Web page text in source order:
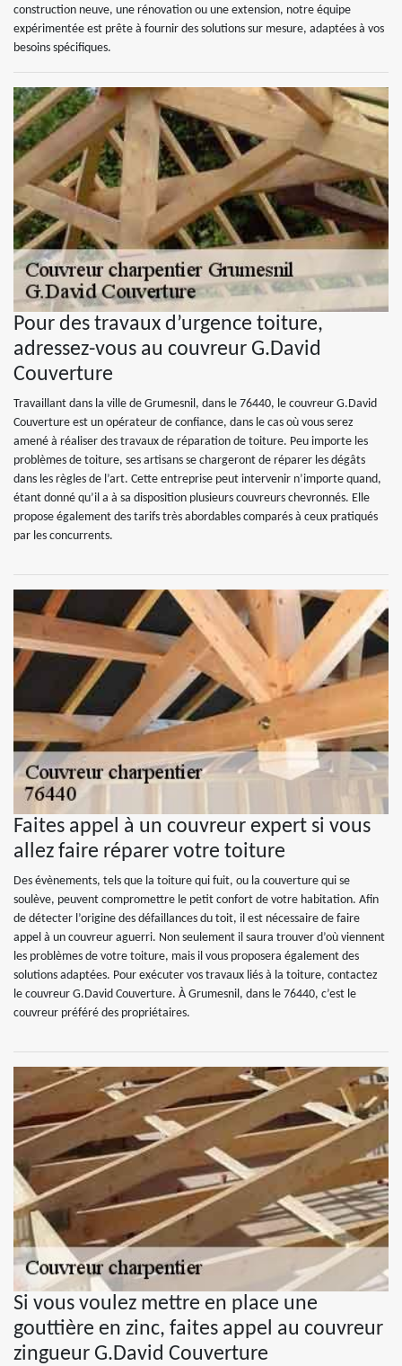
construction neuve, une rénovation ou une extension, notre équipe
expérimentée est prête à fournir des solutions sur mesure, adaptées à vos
besoins spécifiques.
Pour des travaux d’urgence toiture,
adressez-vous au couvreur G.David
Couverture
Travaillant dans la ville de Grumesnil, dans le 76440, le couvreur G.David
Couverture est un opérateur de confiance, dans le cas où vous serez
amené à réaliser des travaux de réparation de toiture. Peu importe les
problèmes de toiture, ses artisans se chargeront de réparer les dégâts
dans les règles de l’art. Cette entreprise peut intervenir n’importe quand,
étant donné qu’il a à sa disposition plusieurs couvreurs chevronnés. Elle
propose également des tarifs très abordables comparés à ceux pratiqués
par les concurrents.
Faites appel à un couvreur expert si vous
allez faire réparer votre toiture
Des évènements, tels que la toiture qui fuit, ou la couverture qui se
soulève, peuvent compromettre le petit confort de votre habitation. Afin
de détecter l’origine des défaillances du toit, il est nécessaire de faire
appel à un couvreur aguerri. Non seulement il saura trouver d’où viennent
les problèmes de votre toiture, mais il vous proposera également des
solutions adaptées. Pour exécuter vos travaux liés à la toiture, contactez
le couvreur G.David Couverture. À Grumesnil, dans le 76440, c’est le
couvreur préféré des propriétaires.
Si vous voulez mettre en place une
gouttière en zinc, faites appel au couvreur
zingueur G.David Couverture